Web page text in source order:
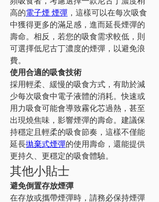
高的電子煙 煙彈 ，這樣可以在每次吸食
中獲得更多的滿足感，進而延長煙彈的
壽命。相反，若您的吸食需求較低，則
可選擇低尼古丁濃度的煙彈，以避免浪
費。
使用合適的吸食技術
採用輕柔、緩慢的吸食方式，有助於減
少每次吸食中電子液體的消耗。快速或
用力吸食可能會導致霧化芯過熱，甚至
出現燒焦味，影響煙彈的壽命。建議保
持穩定且輕柔的吸食節奏，這樣不僅能
延長拋棄式煙彈的使用壽命，還能提供
更持久、更穩定的吸食體驗。
其他小貼士
避免倒置存放煙彈
在存放或攜帶煙彈時，請務必保持煙彈